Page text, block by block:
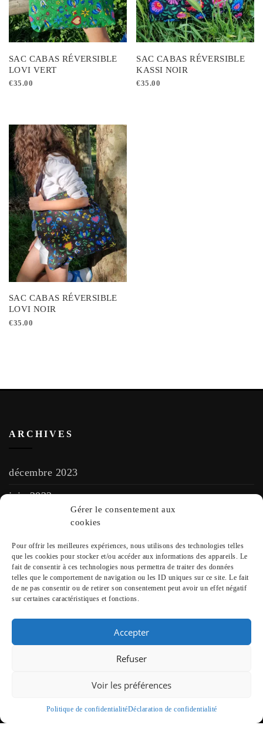
Gérer le consentement aux
cookies
Pour offrir les meilleures expériences, nous utilisons des technologies telles
que les cookies pour stocker et/ou accéder aux informations des appareils. Le
fait de consentir à ces technologies nous permettra de traiter des données
telles que le comportement de navigation ou les ID uniques sur ce site. Le fait
de ne pas consentir ou de retirer son consentement peut avoir un effet négatif
sur certaines caractéristiques et fonctions.
Accepter
Refuser
Voir les préférences
Politique de confidentialitéDéclaration de confidentialité
SAC CABAS RÉVERSIBLE
LOVI VERT
€35.00
SAC CABAS RÉVERSIBLE
KASSI NOIR
€35.00
SAC CABAS RÉVERSIBLE
LOVI NOIR
€35.00
ARCHIVES
décembre 2023
juin 2023
Instagram